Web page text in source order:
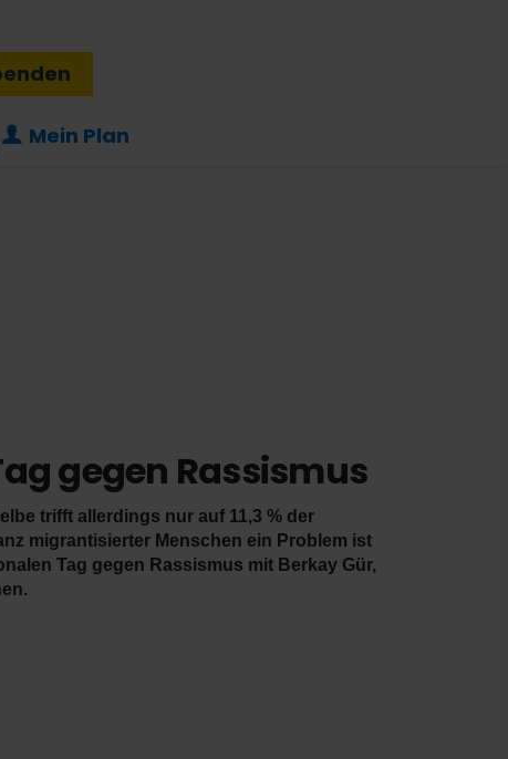
Mein Plan
gegen Rassismus
trifft allerdings nur auf 11,3 % der
migrantisierter Menschen ein Problem ist
Tag gegen Rassismus mit Berkay Gür,